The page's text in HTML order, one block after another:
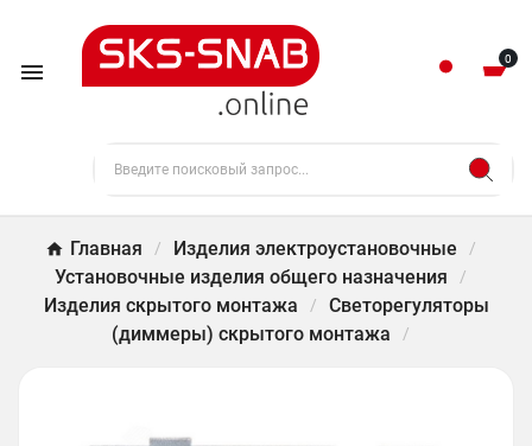
 0
Главная
Изделия электроустановочные
Установочные изделия общего назначения
Изделия скрытого монтажа
Светорегуляторы
(диммеры) скрытого монтажа